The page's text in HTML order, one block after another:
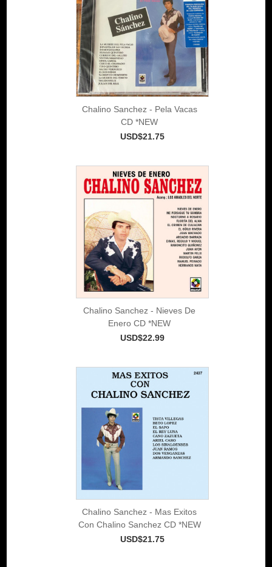
Chalino Sanchez - Pela Vacas
CD *NEW
USD$21.75
Chalino Sanchez - Nieves De
Enero CD *NEW
USD$22.99
Chalino Sanchez - Mas Exitos
Con Chalino Sanchez CD *NEW
USD$21.75